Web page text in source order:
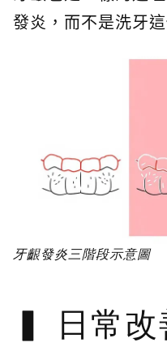
發炎，而不是洗牙
牙齦發炎三階段示意圖
日常